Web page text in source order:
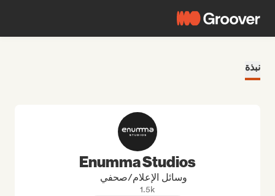
نبذة
Enumma Studios
وسائل الإعلام/صحفي
1.5k